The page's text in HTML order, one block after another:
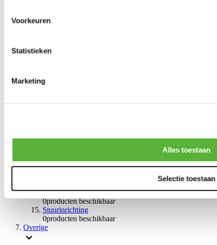
Voorkeuren
Statistieken
Marketing
Alles toestaan
Selectie toestaan
Remmen
Remleidingen
Remvloeistoffen
0producten beschikbaar
Braces
0producten beschikbaar
Stuurinrichting
0producten beschikbaar
Overige